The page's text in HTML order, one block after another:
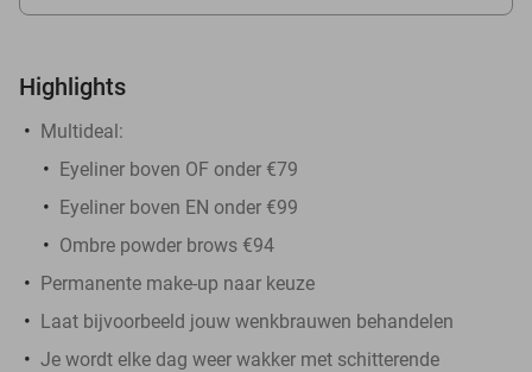
Highlights
Multideal:
Eyeliner boven OF onder €79
Eyeliner boven EN onder €99
Ombre powder brows €94
Permanente make-up naar keuze
Laat bijvoorbeeld jouw wenkbrauwen behandelen
Je wordt elke dag weer wakker met schitterende